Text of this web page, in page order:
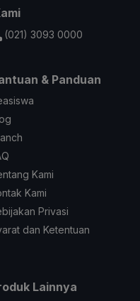
(021) 3093 0000
& Panduan
Kami
Kami
Privasi
dan Ketentuan
Lainnya